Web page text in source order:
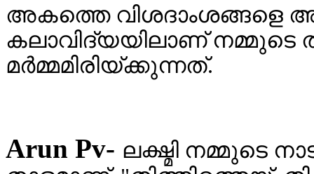
അകത്തെ വിശദാംശങ്ങളെ
കലാവിദ്യയിലാണ് നമ്മുടെ
മർമ്മമിരിയ്ക്കുന്നത്.
Arun Pv- ലക്ഷ്മി നമ്മുടെ